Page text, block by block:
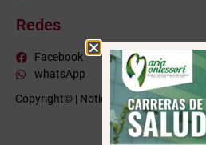
Redes
Facebook
whatsApp
Copyright© | NoticiasArequipa.pe |
derechos